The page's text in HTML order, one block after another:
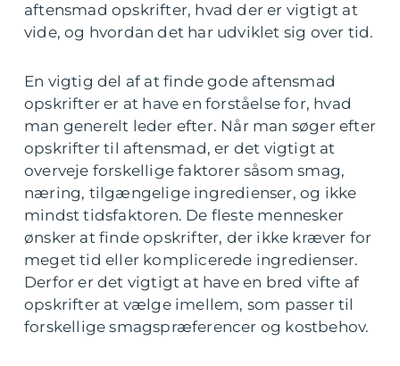
aftensmad opskrifter, hvad der er vigtigt at
vide, og hvordan det har udviklet sig over tid.
En vigtig del af at finde gode aftensmad
opskrifter er at have en forståelse for, hvad
man generelt leder efter. Når man søger efter
opskrifter til aftensmad, er det vigtigt at
overveje forskellige faktorer såsom smag,
næring, tilgængelige ingredienser, og ikke
mindst tidsfaktoren. De fleste mennesker
ønsker at finde opskrifter, der ikke kræver for
meget tid eller komplicerede ingredienser.
Derfor er det vigtigt at have en bred vifte af
opskrifter at vælge imellem, som passer til
forskellige smagspræferencer og kostbehov.